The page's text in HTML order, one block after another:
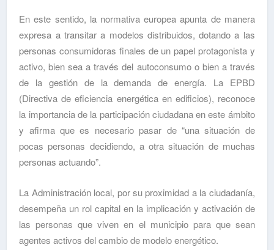
En este sentido, la normativa europea apunta de manera
expresa a transitar a modelos distribuidos, dotando a las
personas consumidoras finales de un papel protagonista y
activo, bien sea a través del autoconsumo o bien a través
de la gestión de la demanda de energía. La EPBD
(Directiva de eficiencia energética en edificios), reconoce
la importancia de la participación ciudadana en este ámbito
y afirma que es necesario pasar de “una situación de
pocas personas decidiendo, a otra situación de muchas
personas actuando”.
La Administración local, por su proximidad a la ciudadanía,
desempeña un rol capital en la implicación y activación de
las personas que viven en el municipio para que sean
agentes activos del cambio de modelo energético.